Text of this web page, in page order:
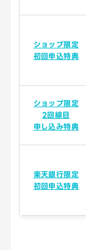
ショップ限定
初回申込特典
ショップ限定
2回線目
申し込み特典
楽天銀行限定
初回申込特典